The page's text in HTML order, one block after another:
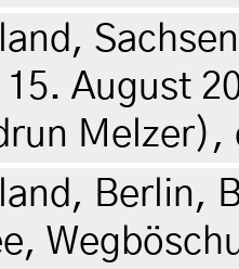
15. August
Berlin,